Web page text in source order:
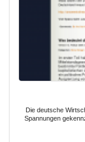
Die deutsche
Spannungen